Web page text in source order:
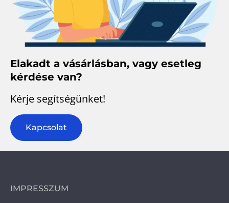
Elakadt a vásárlásban, vagy esetleg
kérdése van?
Kérje segítségünket!
Kapcsolat
IMPRESSZUM